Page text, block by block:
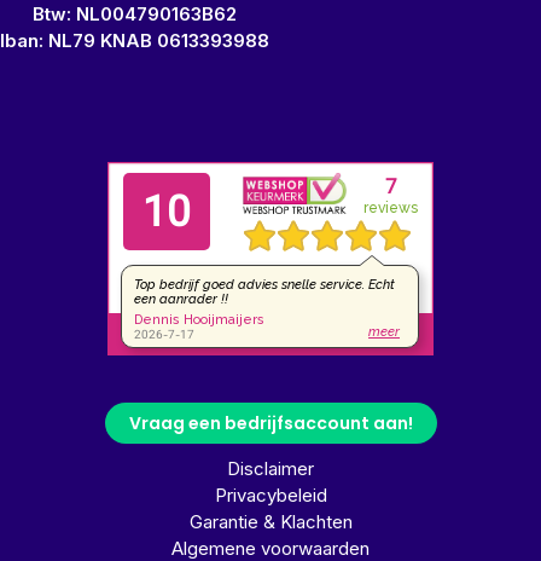
Btw: NL004790163B62
Iban: NL79 KNAB 0613393988
Vraag een bedrijfsaccount aan!
Disclaimer
Privacybeleid
Garantie & Klachten
Algemene voorwaarden